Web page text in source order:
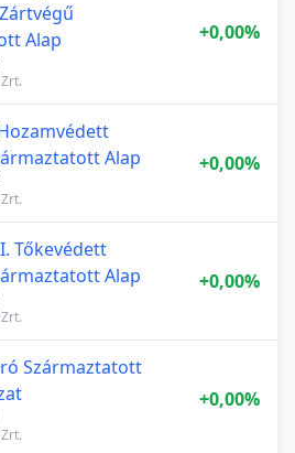
Alap
+0,00%
Alap
+0,00%
Tőkevédett
Alap
+0,00%
Származtatott
+0,00%